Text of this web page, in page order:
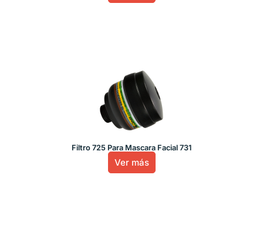
Filtro 725 Para Mascara Facial 731
Ver más